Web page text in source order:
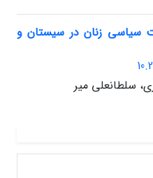
سیاسی زنان در سیستان و
سلطانعلی میر